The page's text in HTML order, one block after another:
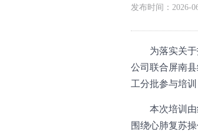
发布时间：2026-
为落实关
公司联合屏南
工分批参与培
本次培训
围绕心肺复苏